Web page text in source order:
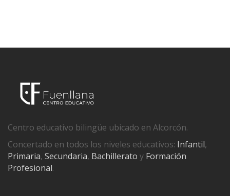
Centro educativo bilingüe ubicado en Alcorcón.
Concertado en todos los niveles educativos: Infantil,
Primaria, Secundaria, Bachillerato y Formación
Profesional.